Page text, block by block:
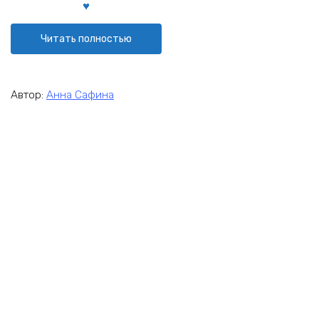
Читать полностью
Автор: Анна Сафина